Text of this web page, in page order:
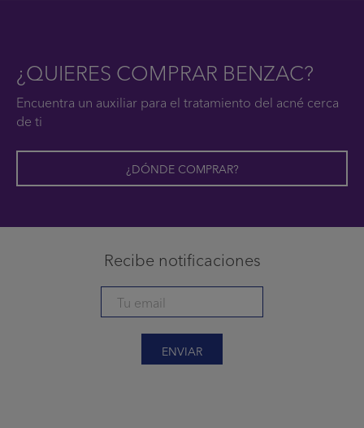
¿QUIERES COMPRAR BENZAC?
Encuentra un auxiliar para el tratamiento del acné cerca
de ti
¿DÓNDE COMPRAR?
Recibe notificaciones
ENVIAR